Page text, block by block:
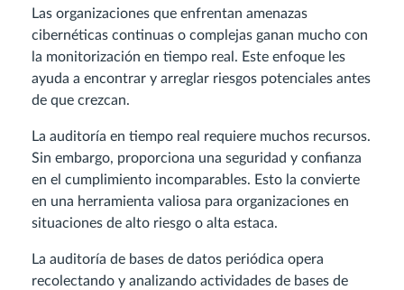
Las organizaciones que enfrentan amenazas
cibernéticas continuas o complejas ganan mucho con
la monitorización en tiempo real. Este enfoque les
ayuda a encontrar y arreglar riesgos potenciales antes
de que crezcan.
La auditoría en tiempo real requiere muchos recursos.
Sin embargo, proporciona una seguridad y confianza
en el cumplimiento incomparables. Esto la convierte
en una herramienta valiosa para organizaciones en
situaciones de alto riesgo o alta estaca.
La auditoría de bases de datos periódica opera
recolectando y analizando actividades de bases de